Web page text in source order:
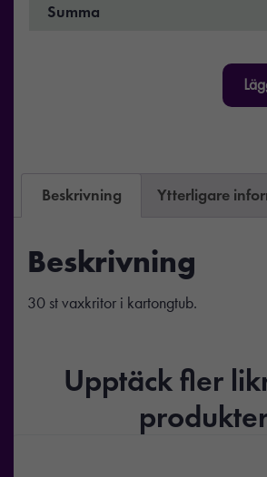
Summa
Beskrivning Ytterligare
Beskrivning
30 st vaxkritor i kartongtub.
Upptäck fler